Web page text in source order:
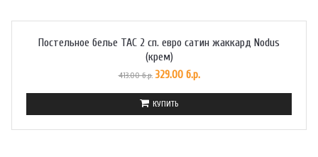
Постельное белье TAC 2 сп. евро сатин жаккард Nodus
(крем)
413.00 б.р. 329.00 б.р.
КУПИТЬ